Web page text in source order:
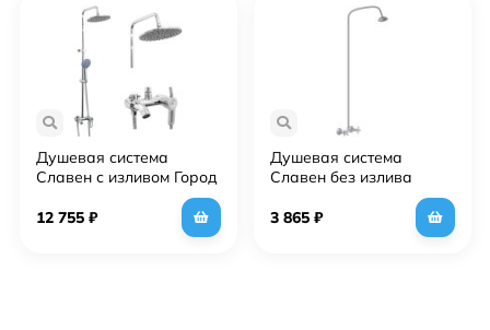
Душевая система
Славен с изливом Город
12 755 ₽
Душевая система
Славен без излива
Прораб О (СЛ-ДВ-О42)
3 865 ₽